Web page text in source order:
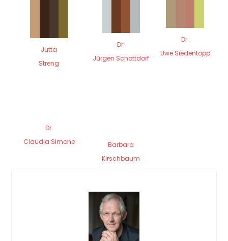
Jutta
Streng
Dr.
Jürgen Schottdorf
Dr.
Uwe Siedentopp
Dr.
Claudia Simone
Barbara
Kirschbaum